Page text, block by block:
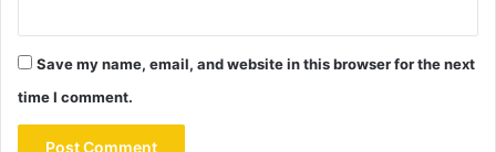
Save my name, email, and website in this browser for the next
time I comment.